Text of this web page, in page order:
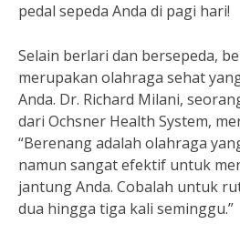
pedal sepeda Anda di pagi hari!
Selain berlari dan bersepeda,
merupakan olahraga sehat
Anda. Dr. Richard Milani,
dari Ochsner Health System,
“Berenang adalah olahraga
namun sangat efektif untuk
jantung Anda. Cobalah untuk
dua hingga tiga kali seminggu.”